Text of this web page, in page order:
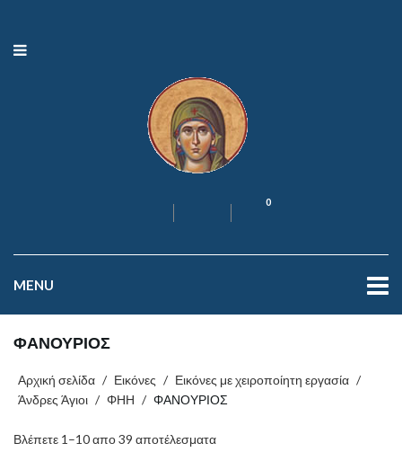
0
MENU
ΦΑΝΟΥΡΙΟΣ
Αρχική σελίδα / Εικόνες / Εικόνες με χειροποίητη εργασία /
Άνδρες Άγιοι / ΦΗΗ / ΦΑΝΟΥΡΙΟΣ
Βλέπετε 1–10 απο 39 αποτέλεσματα